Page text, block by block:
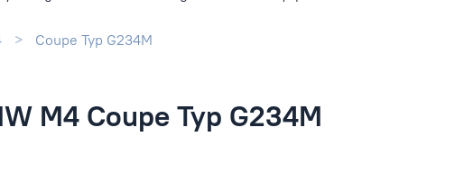
Coupe Typ G234M
M4 Coupe Typ G234M